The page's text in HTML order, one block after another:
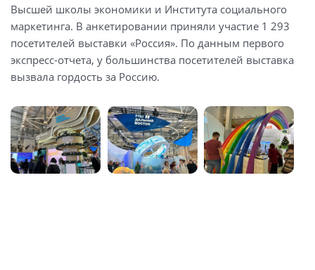
Высшей школы экономики и Института социального
маркетинга. В анкетировании приняли участие 1 293
посетителей выставки «Россия». По данным первого
экспресс-отчета, у большинства посетителей выставка
вызвала гордость за Россию.